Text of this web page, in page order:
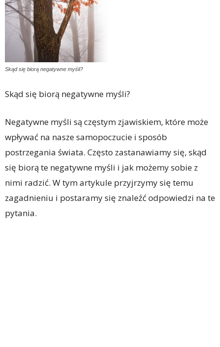
Skąd się biorą negatywne myśli?
Skąd się biorą negatywne myśli?
Negatywne myśli są częstym zjawiskiem, które może
wpływać na nasze samopoczucie i sposób
postrzegania świata. Często zastanawiamy się, skąd
się biorą te negatywne myśli i jak możemy sobie z
nimi radzić. W tym artykule przyjrzymy się temu
zagadnieniu i postaramy się znaleźć odpowiedzi na te
pytania.